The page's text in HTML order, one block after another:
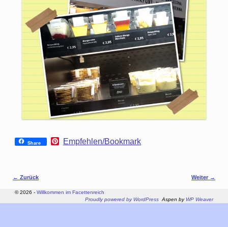
Share
P
e
t
Empfehlen/Bookmark
Bilder-Navigation
← Zurück Weiter →
© 2026 - Willkommen im Facettenreich
Proudly powered by WordPress Aspen by WP Weaver